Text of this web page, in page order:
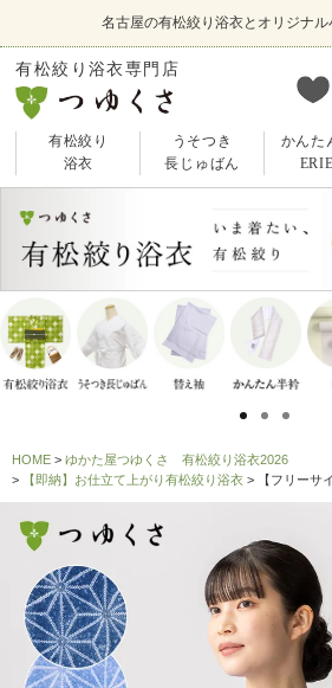
名古屋の有松絞り浴衣とオリジナル
有松絞り浴衣専門店
有松絞り
浴衣
うそつき
長じゅばん
かんた
HOME
ゆかた屋つゆくさ 有松絞り浴衣2026
【即納】お仕立て上がり有松絞り浴衣
【フリーサ